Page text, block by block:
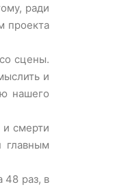
ради
проекта
сцены.
и
нашего
смерти
главным
48 раз, в